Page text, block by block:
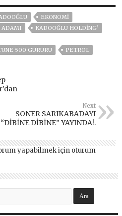
EKONOMİ
ADAMI
KADOOĞLU HOLDING’
500 GURURU
PETROL
Next
SONER SARIKABADAYI
“DİBİNE DİBİNE” YAYINDA!.
yapabilmek için oturum